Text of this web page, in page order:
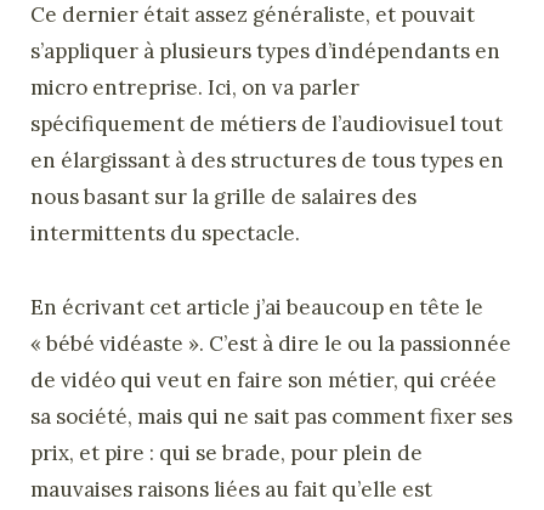
Ce dernier était assez généraliste, et pouvait
s’appliquer à plusieurs types d’indépendants en
micro entreprise. Ici, on va parler
spécifiquement de métiers de l’audiovisuel tout
en élargissant à des structures de tous types en
nous basant sur la grille de salaires des
intermittents du spectacle.
En écrivant cet article j’ai beaucoup en tête le
« bébé vidéaste ». C’est à dire le ou la passionnée
de vidéo qui veut en faire son métier, qui créée
sa société, mais qui ne sait pas comment fixer ses
prix, et pire : qui se brade, pour plein de
mauvaises raisons liées au fait qu’elle est